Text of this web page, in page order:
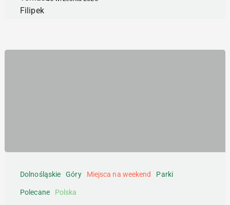
PorębaDolnośląskie Góry Miejsca na weekend Parki
Polecane Polska